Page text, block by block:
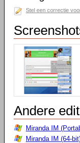
Stel een correctie
Andere
Miranda IM
Miranda IM (64-